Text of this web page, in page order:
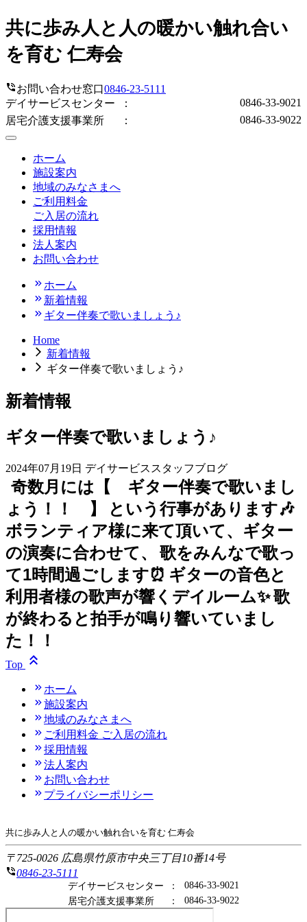
共に歩み人と人の暖かい触れ合い
を育む 仁寿会
お問い合わせ窓口0846-23-5111
デイサービスセンター
：
0846-33-9021
居宅介護支援事業所
： 0846-33-9022
ホーム
施設案内
地域のみなさまへ
ご利用料金
ご入居の流れ
採用情報
法人案内
お問い合わせ
ホーム
新着情報
ギター伴奏で歌いましょう♪
Home
新着情報
ギター伴奏で歌いましょう♪
新着情報
ギター伴奏で歌いましょう♪
2024年07月19日 デイサービススタッフブログ
奇数月には【 ギター伴奏で歌いまし
ょう！！ 】
という行事があります🎶
ボランティア様に来て頂いて、ギター
の演奏に合わせて、
歌をみんなで歌っ
て1時間過ごします⏰ ギターの音色と
利用者様の歌声が響くデイルーム✨歌
が終わると拍手が鳴り響いていまし
た！！
Top
ホーム
施設案内
地域のみなさまへ
ご利用料金 ご入居の流れ
採用情報
法人案内
お問い合わせ
プライバシーポリシー
共に歩み人と人の暖かい触れ合いを育む 仁寿会
〒725-0026 広島県竹原市中央三丁目10番14号
0846-23-5111
デイサービスセンター ：
0846-33-9021
居宅介護支援事業所
： 0846-33-9022